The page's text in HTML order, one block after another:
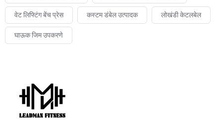
वेट लिफ्टिंग बेंच प्रेस कस्टम डंबेल उत्पादक लोखंडी केटलबेल
घाऊक जिम उपकरणे